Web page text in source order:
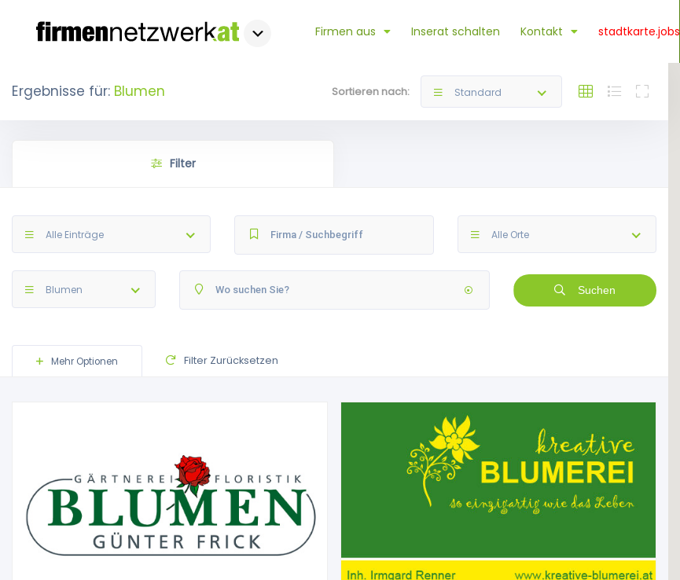
Firmen aus Inserat schalten Kontakt stadtkarte.jobs
Ergebnisse für: Blumen Sortieren nach: Standard
Filter
Alle Einträge Alle Orte
Blumen Suchen
Mehr Optionen Filter Zurücksetzen